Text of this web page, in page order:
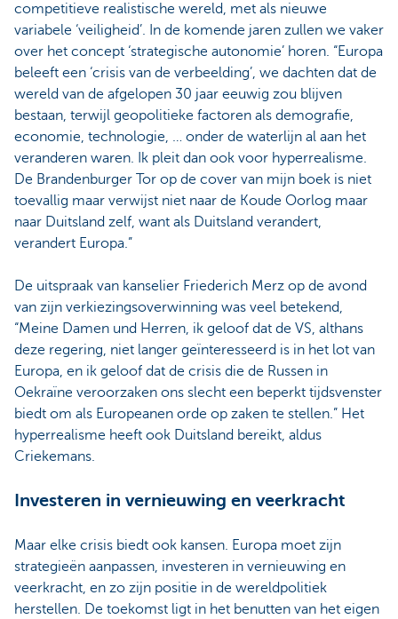
competitieve realistische wereld, met als nieuwe
variabele ‘veiligheid’. In de komende jaren zullen we vaker
over het concept ‘strategische autonomie’ horen. “Europa
beleeft een ‘crisis van de verbeelding’, we dachten dat de
wereld van de afgelopen 30 jaar eeuwig zou blijven
bestaan, terwijl geopolitieke factoren als demografie,
economie, technologie, … onder de waterlijn al aan het
veranderen waren. Ik pleit dan ook voor hyperrealisme.
De Brandenburger Tor op de cover van mijn boek is niet
toevallig maar verwijst niet naar de Koude Oorlog maar
naar Duitsland zelf, want als Duitsland verandert,
verandert Europa.”
De uitspraak van kanselier Friederich Merz op de avond
van zijn verkiezingsoverwinning was veel betekend,
“Meine Damen und Herren, ik geloof dat de VS, althans
deze regering, niet langer geïnteresseerd is in het lot van
Europa, en ik geloof dat de crisis die de Russen in
Oekraïne veroorzaken ons slecht een beperkt tijdsvenster
biedt om als Europeanen orde op zaken te stellen.” Het
hyperrealisme heeft ook Duitsland bereikt, aldus
Criekemans.
Investeren in vernieuwing en veerkracht
Maar elke crisis biedt ook kansen. Europa moet zijn
strategieën aanpassen, investeren in vernieuwing en
veerkracht, en zo zijn positie in de wereldpolitiek
herstellen. De toekomst ligt in het benutten van het eigen